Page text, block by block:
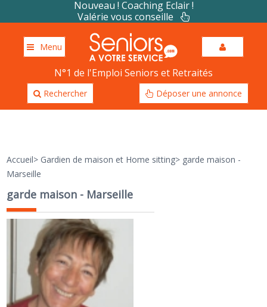
Nouveau ! Coaching Eclair !
Valérie vous conseille
Menu
N°1 de l'Emploi Seniors et Retraités
Rechercher Déposer une annonce
Accueil> Gardien de maison et Home sitting> garde maison -
Marseille
garde maison - Marseille